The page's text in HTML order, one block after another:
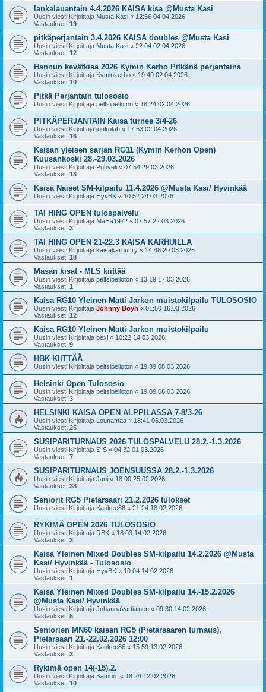
lankalauantain 4.4.2026 KAISA kisa @Musta Kasi
Uusin viesti Kirjoittaja Musta Kasi « 12:56 04.04.2026
Vastaukset: 19
pitkäperjantain 3.4.2026 KAISA doubles @Musta Kasi
Uusin viesti Kirjoittaja Musta Kasi « 22:04 02.04.2026
Vastaukset: 12
Hannun kevätkisa 2026 Kymin Kerho Pitkänä perjantaina
Uusin viesti Kirjoittaja Kyminkerho « 19:40 02.04.2026
Vastaukset: 10
Pitkä Perjantain tulososio
Uusin viesti Kirjoittaja peltsipelloton « 18:24 02.04.2026
PITKÄPERJANTAIN Kaisa turnee 3/4-26
Uusin viesti Kirjoittaja joukolah « 17:53 02.04.2026
Vastaukset: 16
Kaisan yleisen sarjan RG11 (Kymin Kerhon Open)
Kuusankoski 28.-29.03.2026
Uusin viesti Kirjoittaja Puhveli « 07:54 29.03.2026
Vastaukset: 13
Kaisa Naiset SM-kilpailu 11.4.2026 @Musta Kasi/ Hyvinkää
Uusin viesti Kirjoittaja HyvBK « 10:52 24.03.2026
TAI HING OPEN tulospalvelu
Uusin viesti Kirjoittaja MaHa1972 « 07:57 22.03.2026
Vastaukset: 3
TAI HING OPEN 21-22.3 KAISA KARHUILLA
Uusin viesti Kirjoittaja kaisakarhut ry « 14:48 20.03.2026
Vastaukset: 18
Masan kisat - MLS kiittää
Uusin viesti Kirjoittaja peltsipelloton « 13:19 17.03.2026
Vastaukset: 1
Kaisa RG10 Yleinen Matti Jarkon muistokilpailu TULOSOSIO
Uusin viesti Kirjoittaja Johnny Boyh « 01:50 16.03.2026
Vastaukset: 12
Kaisa RG10 Yleinen Matti Jarkon muistokilpailu
Uusin viesti Kirjoittaja pexi « 10:22 14.03.2026
Vastaukset: 9
HBK KIITTÄÄ
Uusin viesti Kirjoittaja peltsipelloton « 19:39 08.03.2026
Helsinki Open Tulososio
Uusin viesti Kirjoittaja peltsipelloton « 19:09 08.03.2026
Vastaukset: 3
HELSINKI KAISA OPEN ALPPILASSA 7-8/3-26
Uusin viesti Kirjoittaja Lounamaa « 18:41 06.03.2026
Vastaukset: 25
SUSIPARITURNAUS 2026 TULOSPALVELU 28.2.-1.3.2026
Uusin viesti Kirjoittaja S-S « 04:32 01.03.2026
Vastaukset: 7
SUSIPARITURNAUS JOENSUUSSA 28.2.-1.3.2026
Uusin viesti Kirjoittaja Jani « 18:00 25.02.2026
Vastaukset: 38
Seniorit RG5 Pietarsaari 21.2.2026 tulokset
Uusin viesti Kirjoittaja Kankee86 « 21:24 18.02.2026
RYKIMÄ OPEN 2026 TULOSOSIO
Uusin viesti Kirjoittaja RBK « 18:03 14.02.2026
Vastaukset: 3
Kaisa Yleinen Mixed Doubles SM-kilpailu 14.2.2026 @Musta
Kasi/ Hyvinkää - Tulososio
Uusin viesti Kirjoittaja HyvBK « 10:04 14.02.2026
Vastaukset: 1
Kaisa Yleinen Mixed Doubles SM-kilpailu 14.-15.2.2026
@Musta Kasi/ Hyvinkää
Uusin viesti Kirjoittaja JohannaVartiainen « 09:30 14.02.2026
Vastaukset: 5
Seniorien MN60 kaisan RG5 (Pietarsaaren turnaus),
Pietarsaari 21.-22.02.2026 12:00
Uusin viesti Kirjoittaja Kankee86 « 15:59 13.02.2026
Vastaukset: 3
Rykimä open 14(-15).2.
Uusin viesti Kirjoittaja Sambill. « 18:24 12.02.2026
Vastaukset: 10